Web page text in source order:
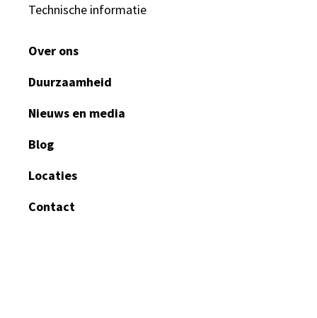
Technische informatie
Over ons
Duurzaamheid
Nieuws en media
Blog
Locaties
Contact